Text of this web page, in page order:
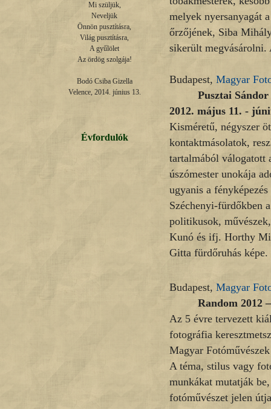
Mi szüljük,
Neveljük
Önnön pusztításra,
Világ pusztításra,
A gyűlölet
Az ördög szolgája!
Bodó Csiba Gizella
Velence, 2014. június 13.
Évfordulók
melyek nyersanyagát
őrzőjének, Siba
sikerült megvásárolni.
Budapest, Magyar
Pusztai
2012. május 11. -
Kisméretű, négyszer
kontaktmásolatok,
tartalmából válogatott
úszómester unokája
ugyanis a
Széchenyi-fürdőkben
politikusok,
Kunó és ifj. Horthy
Gitta fürdőruhás képe.
Budapest, Magyar
Random 2012
Az 5 évre tervezett
fotográfia
Magyar
A téma, stilus vagy
munkákat mutatják
fotóművészet jelen